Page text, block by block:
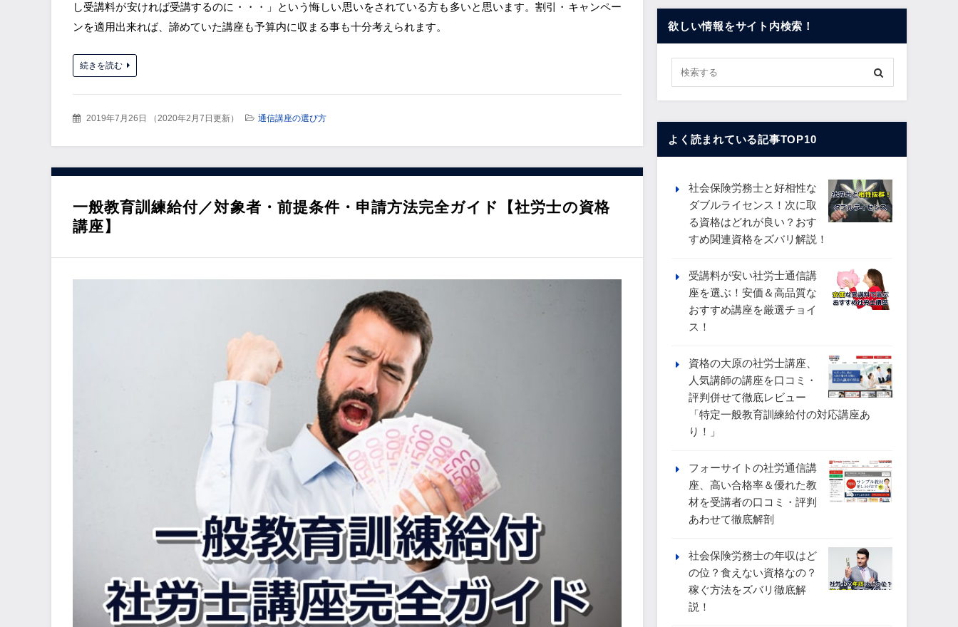
し受講料が安ければ受講するのに・・・」という悔しい思いをされている方も多いと思います。割引・キャンペー
ンを適用出来れば、諦めていた講座も予算内に収まる事も十分考えられます。
続きを読む
2019年7月26日 （2020年2月7日更新） 通信講座の選び方
一般教育訓練給付／対象者・前提条件・申請方法完全ガイド【社労士の資格
講座】
欲しい情報をサイト内検索！
よく読まれている記事TOP10
社会保険労務士と好相性な
ダブルライセンス！次に取
る資格はどれが良い？おす
すめ関連資格をズバリ解説！
受講料が安い社労士通信講
座を選ぶ！安価＆高品質な
おすすめ講座を厳選チョイ
ス！
資格の大原の社労士講座、
人気講師の講座を口コミ・
評判併せて徹底レビュー
「特定一般教育訓練給付の対応講座あ
り！」
フォーサイトの社労通信講
座、高い合格率＆優れた教
材を受講者の口コミ・評判
あわせて徹底解剖
社会保険労務士の年収はど
の位？食えない資格なの？
稼ぐ方法をズバリ徹底解
説！